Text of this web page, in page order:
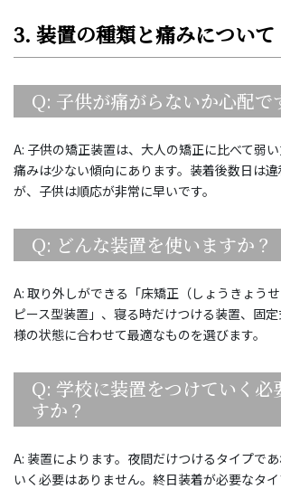
3. 装置の種類と痛みについて
Q: 子供が痛がらないか心配で
A: 子供の矯正装置は、大人の矯正に比べて弱い
痛みは少ない傾向にあります。装着後数日は
が、子供は順応が非常に早いです。
Q: どんな装置を使いますか？
A: 取り外しができる「床矯正（しょうきょう
ピース型装置」、寝る時だけつける装置、固
様の状態に合わせて最適なものを選びます。
Q: 学校に装置をつけていく必
すか？
A: 装置によります。夜間だけつけるタイプで
いく必要はありません。終日装着が必要なタ